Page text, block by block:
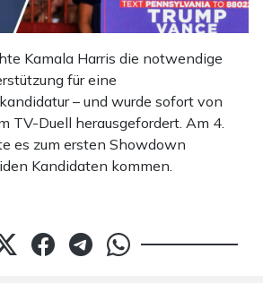
Kamala Harris die notwendige
für eine
– und wurde sofort von
TV-Duell herausgefordert. Am 4.
es zum ersten Showdown
Kandidaten kommen.